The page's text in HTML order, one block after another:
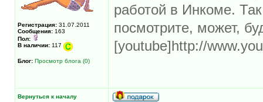
Регистрация: 31.07.2011
Сообщения: 163
Пол:
В наличии: 117
Блог: Просмотр блога (0)
работой в Инкоме.
посмотрите, может,
[youtube]http://
Вернуться к началу